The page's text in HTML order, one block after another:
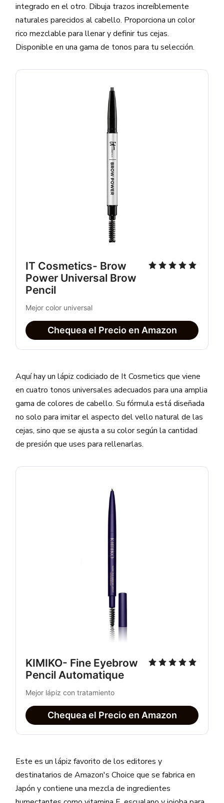
integrado en el otro. Dibuja trazos increíblemente
naturales parecidos al cabello. Proporciona un color
rico mezclable para llenar y definir tus cejas.
Disponible en una gama de tonos para tu selección.
IT Cosmetics- Brow
Power Universal Brow
Pencil
Mejor color universal
Chequea el Precio en Amazon
Aquí hay un lápiz codiciado de It Cosmetics que viene
en cuatro tonos universales adecuados para una amplia
gama de colores de cabello. Su fórmula está diseñada
no solo para imitar el aspecto del vello natural de las
cejas, sino que se ajusta a su color según la cantidad
de presión que uses para rellenarlas.
KIMIKO- Fine Eyebrow
Pencil Automatique
Mejor lápiz con tratamiento
Chequea el Precio en Amazon
Este es un lápiz favorito de los editores y
destinatarios de Amazon's Choice que se fabrica en
Japón y contiene una mezcla de ingredientes